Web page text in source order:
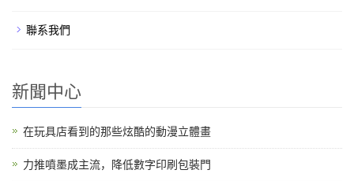
聯系我們
新聞中心
在玩具店看到的那些炫酷的動漫立體畫
力推噴墨成主流，降低數字印刷包裝門